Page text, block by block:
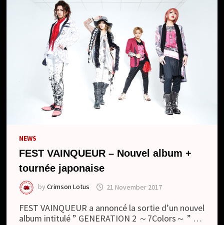
NEWS
FEST VAINQUEUR – Nouvel album +
tournée japonaise
byCrimson Lotus 21 November 2017
FEST VAINQUEUR a annoncé la sortie d’un nouvel
album intitulé ” GENERATION 2 ～7Colors～ ” …